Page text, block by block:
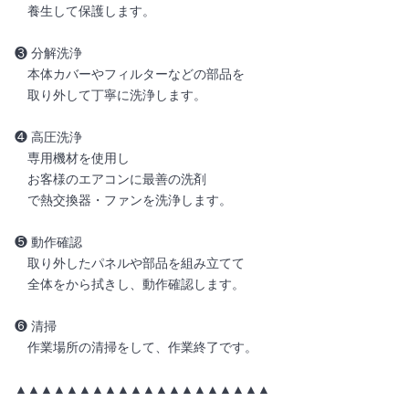
養生して保護します。
❸ 分解洗浄
本体カバーやフィルターなどの部品を
取り外して丁寧に洗浄します。
❹ 高圧洗浄
専用機材を使用し
お客様のエアコンに最善の洗剤
で熱交換器・ファンを洗浄します。
❺ 動作確認
取り外したパネルや部品を組み立てて
全体をから拭きし、動作確認します。
❻ 清掃
作業場所の清掃をして、作業終了です。
▲▲▲▲▲▲▲▲▲▲▲▲▲▲▲▲▲▲▲▲